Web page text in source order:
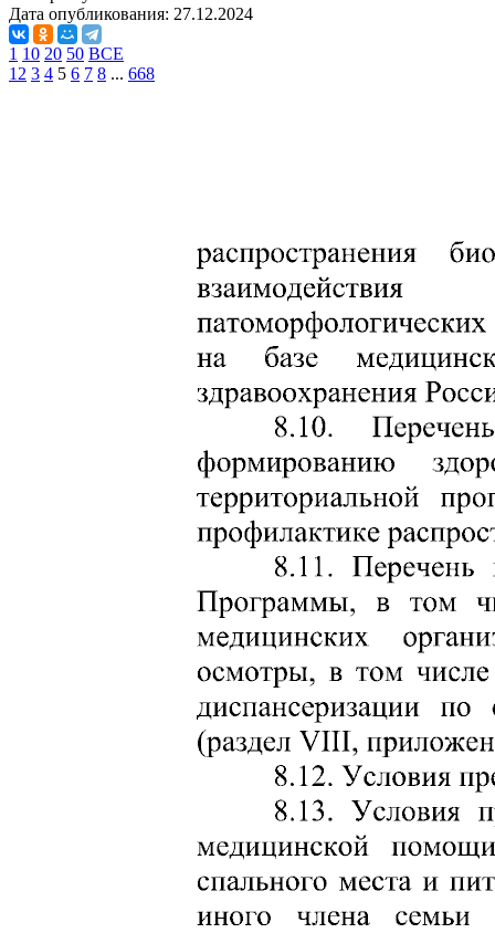
Дата опубликования: 27.12.2024
1 10 20 50 ВСЕ
1 2 3 4 5 6 7 8 ... 668